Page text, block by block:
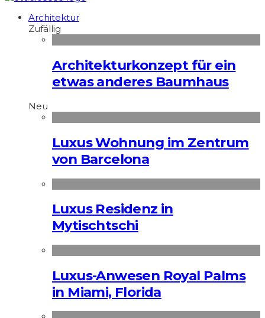
Architektur
Zufällig
Architekturkonzept für ein
etwas anderes Baumhaus
Neu
Luxus Wohnung im Zentrum
von Barcelona
Luxus Residenz in
Mytischtschi
Luxus-Anwesen Royal Palms
in Miami, Florida